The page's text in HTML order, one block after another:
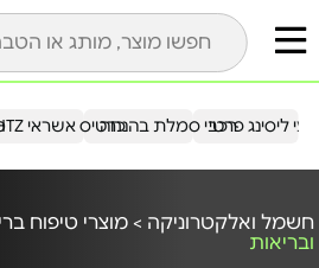
כרטיס אשראי HTZ ליסינג פרטירכבי סמלת בהנחה
חשמל ואלקטרוניקה > מוצרי טיפוח
ובריאות